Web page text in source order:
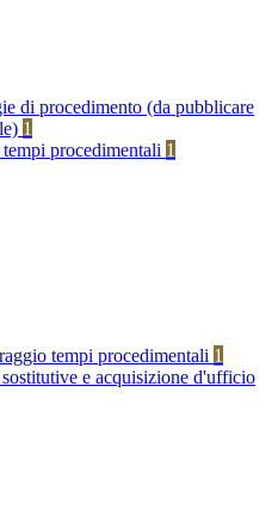
di procedimento (da pubblicare
1
procedimentali 1
tempi procedimentali 1
e acquisizione d'ufficio